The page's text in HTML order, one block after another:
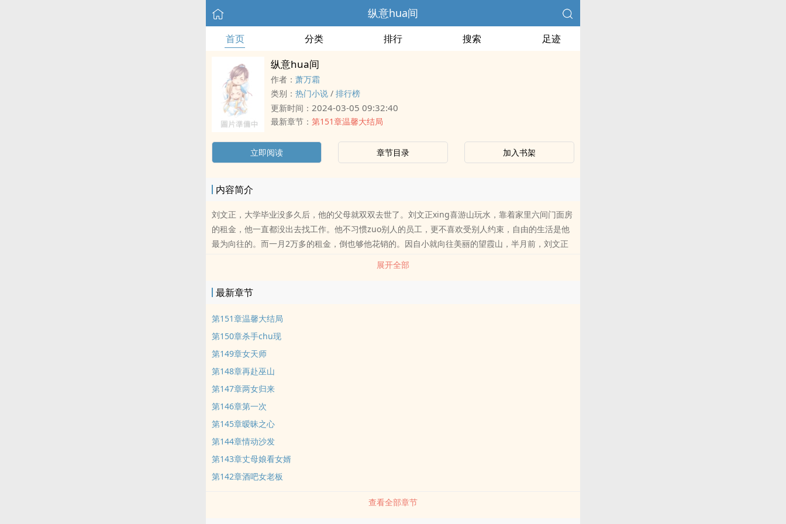
纵意hua间
首页 分类 排行 搜索 足迹
纵意hua间
作者： 萧万霜
类别： 热门小说 / 排行榜
更新时间： 2024-03-05 09:32:40
最新章节： 第151章温馨大结局
立即阅读 章节目录 加入书架
内容简介
刘文正，大学毕业没多久后，他的父母就双双去世了。刘文正xing喜游山玩水，靠着家里六间门面房
的租金，他一直都没出去找工作。他不习惯zuo别人的员工，更不喜欢受别人约束，自由的生活是他
最为向往的。而一月2万多的租金，倒也够他花销的。因自小就向往美丽的望霞山，半月前，刘文正
孤shen一人踏向了开往巫山的火车。经过足足一礼拜的长途跋涉，刘文正终于来到了望霞山下的一
展开全部
最新章节
第151章温馨大结局
第150章杀手chu现
第149章女天师
第148章再赴巫山
第147章两女归来
第146章第一次
第145章暧昧之心
第144章情动沙发
第143章丈母娘看女婿
第142章酒吧女老板
查看全部章节